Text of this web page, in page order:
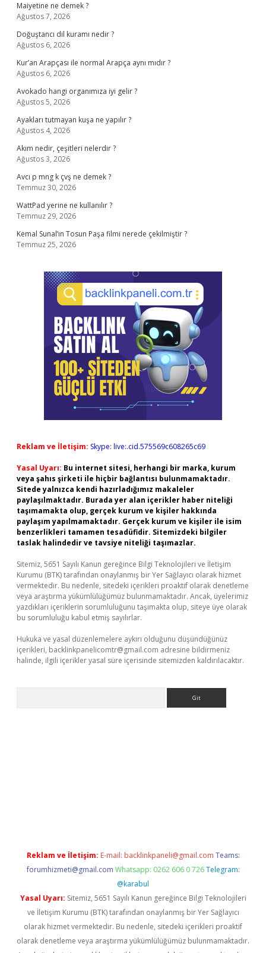
Maiyetine ne demek ?
Ağustos 7, 2026
Doğuştancı dil kuramı nedir ?
Ağustos 6, 2026
Kur’an Arapçası ile normal Arapça aynı mıdır ?
Ağustos 6, 2026
Avokado hangi organımıza iyi gelir ?
Ağustos 5, 2026
Ayakları tutmayan kuşa ne yapılır ?
Ağustos 4, 2026
Akım nedir, çeşitleri nelerdir ?
Ağustos 3, 2026
Avcı p mng k çvş ne demek ?
Temmuz 30, 2026
WattPad yerine ne kullanılır ?
Temmuz 29, 2026
Kemal Sunal’ın Tosun Paşa filmi nerede çekilmiştir ?
Temmuz 25, 2026
Reklam ve İletişim: Skype: live:.cid.575569c608265c69
Yasal Uyarı: Bu internet sitesi, herhangi bir marka, kurum
veya şahıs şirketi ile hiçbir bağlantısı bulunmamaktadır.
Sitede yalnızca kendi hazırladığımız makaleler
paylaşılmaktadır. Burada yer alan içerikler haber niteliği
taşımamakta olup, gerçek kurum ve kişiler hakkında
paylaşım yapılmamaktadır. Gerçek kurum ve kişiler ile isim
benzerlikleri tamamen tesadüfidir. Sitemizdeki bilgiler
taslak halindedir ve tavsiye niteliği taşımazlar.
Sitemiz, 5651 Sayılı Kanun gereğince Bilgi Teknolojileri ve İletişim
Kurumu (BTK) tarafından onaylanmış bir Yer Sağlayıcı olarak hizmet
vermektedir. Bu nedenle, sitedeki içerikleri proaktif olarak denetleme
veya araştırma yükümlülüğümüz bulunmamaktadır. Ancak, üyelerimiz
yazdıkları içeriklerin sorumluluğunu taşımakta olup, siteye üye olarak
bu sorumluluğu kabul etmiş sayılırlar.
Hukuka ve yasal düzenlemelere aykırı olduğunu düşündüğünüz
içerikleri, backlinkpanelicomtr@gmail.com adresine bildirmeniz
halinde, ilgili içerikler yasal süre içerisinde sitemizden kaldırılacaktır.
Reklam ve İletişim: E-mail: backlinkpaneli@gmail.com Teams:
forumhizmeti@gmail.com Whatsapp: 0262 606 0 726 Telegram:
@karabul
Yasal Uyarı: Sitemiz, 5651 Sayılı Kanun gereğince Bilgi Teknolojileri
ve İletişim Kurumu (BTK) tarafından onaylanmış bir Yer Sağlayıcı
olarak hizmet vermektedir. Bu nedenle, sitedeki içerikleri proaktif
olarak denetleme veya araştırma yükümlülüğümüz bulunmamaktadır.